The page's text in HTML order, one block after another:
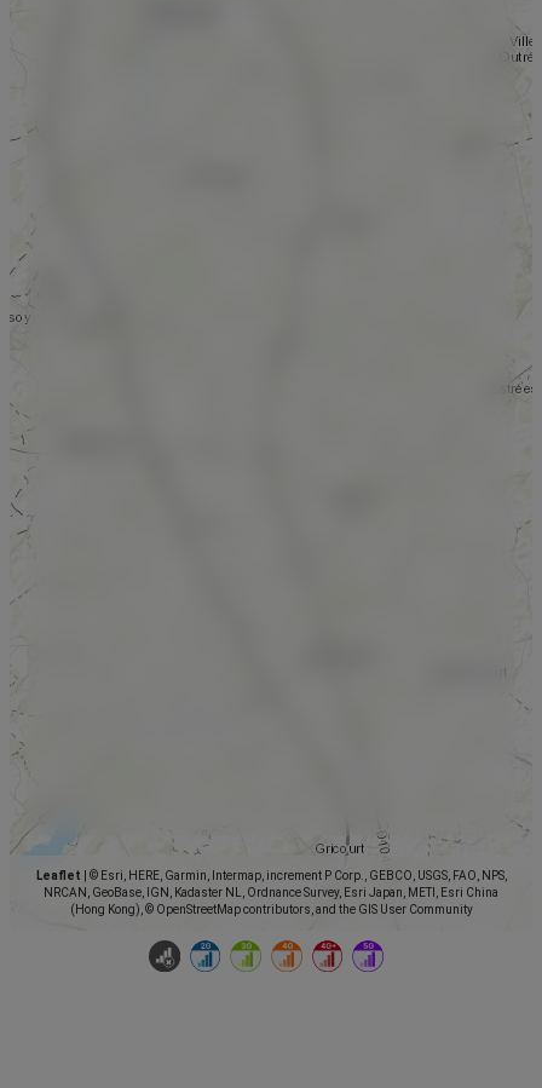
Leaflet
© Esri, HERE, Garmin, Intermap, increment P Corp., GEBCO, USGS, FAO, NPS,
NRCAN, GeoBase, IGN, Kadaster NL, Ordnance Survey, Esri Japan, METI, Esri China
(Hong Kong), © OpenStreetMap contributors, and the GIS User Community